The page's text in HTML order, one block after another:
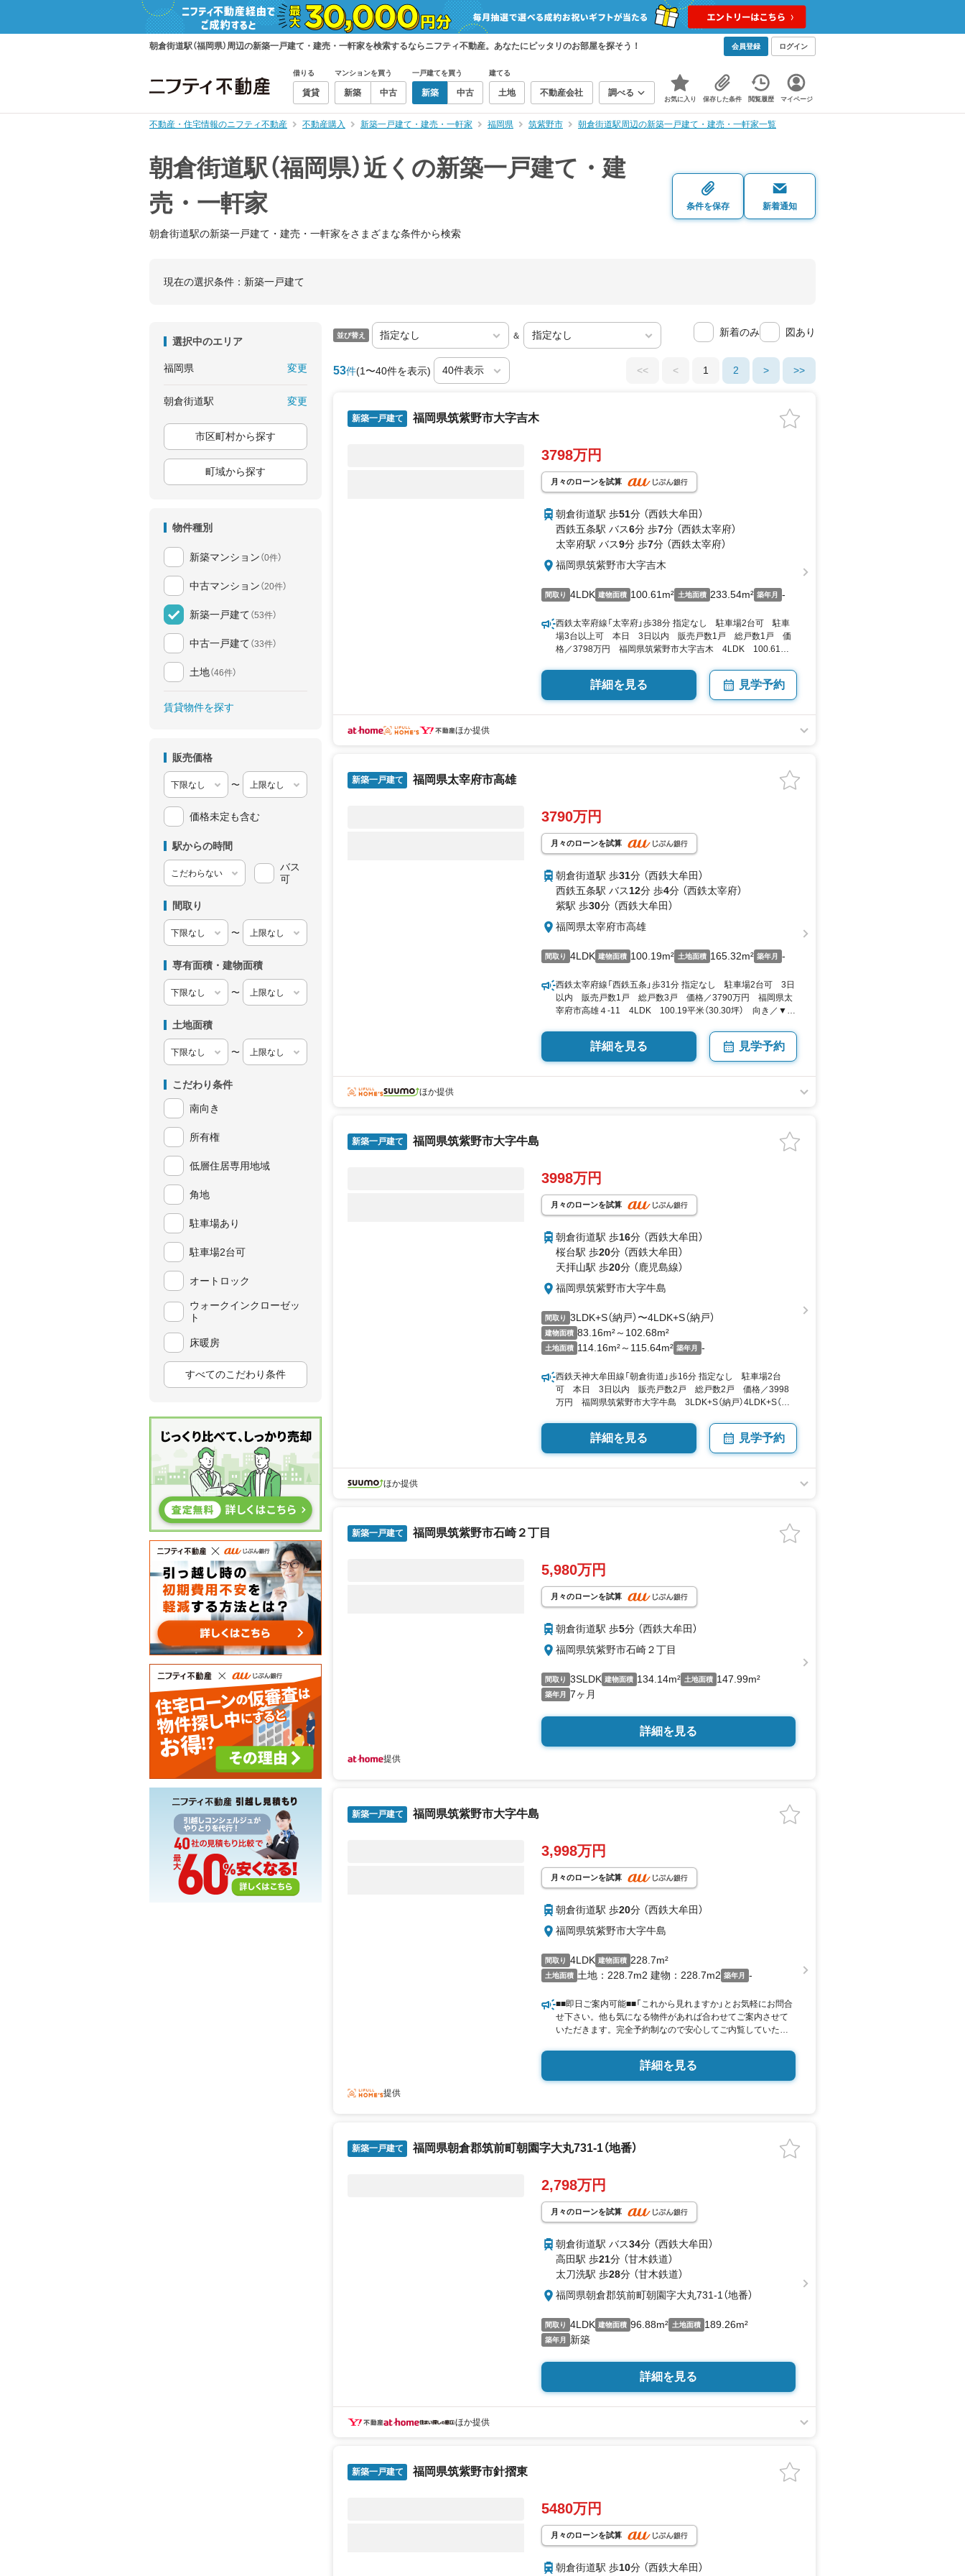
朝倉街道駅（福岡県）周辺の新築一戸建て・建売・一軒家を検索するならニフティ不動産。あなたにピッタリのお部屋を探そう！ 会員登録 ログイン
借りる
賃貸
マンションを買う
新築 中古
一戸建てを買う
新築 中古
建てる
土地 不動産会社 調べる
お気に入り 保存した条件 閲覧履歴 マイページ
不動産・住宅情報のニフティ不動産 不動産購入 新築一戸建て・建売・一軒家 福岡県 筑紫野市 朝倉街道駅周辺の新築一戸建て・建売・一軒家一覧
朝倉街道駅（福岡県）近くの新築一戸建て・建
売・一軒家
朝倉街道駅の新築一戸建て・建売・一軒家をさまざまな条件から検索
条件を保存 新着通知
現在の選択条件： 新築一戸建て
選択中のエリア
福岡県 変更
朝倉街道駅 変更
市区町村から探す
町域から探す
物件種別
新築マンション （0件）
中古マンション （20件）
新築一戸建て （53件）
中古一戸建て （33件）
土地（46件）
賃貸物件を探す
販売価格
〜
価格未定も含む
駅からの時間
バス
可
間取り
〜
専有面積・建物面積
〜
土地面積
〜
こだわり条件
南向き
所有権
低層住居専用地域
角地
駐車場あり
駐車場2台可
オートロック
ウォークインクローゼッ
ト
床暖房
すべてのこだわり条件
並び替え ＆ 新着のみ 図あり
53件(1〜40件を表示) << < 1 2 > >>
新築一戸建て 福岡県筑紫野市大字吉木
3798万円
月々のローンを試算
朝倉街道駅 歩51分 （西鉄大牟田）
西鉄五条駅 バス6分 歩7分 （西鉄太宰府）
太宰府駅 バス9分 歩7分 （西鉄太宰府）
福岡県筑紫野市大字吉木
間取り 4LDK 建物面積 100.61m² 土地面積 233.54m² 築年月 -
西鉄太宰府線「太宰府」歩38分 指定なし 駐車場2台可 駐車
場3台以上可 本日 3日以内 販売戸数1戸 総戸数1戸 価
格／3798万円 福岡県筑紫野市大字吉木 4LDK 100.61平
詳細を見る 見学予約
ほか提供
新築一戸建て 福岡県太宰府市高雄
3790万円
月々のローンを試算
朝倉街道駅 歩31分 （西鉄大牟田）
西鉄五条駅 バス12分 歩4分 （西鉄太宰府）
紫駅 歩30分 （西鉄大牟田）
福岡県太宰府市高雄
間取り 4LDK 建物面積 100.19m² 土地面積 165.32m² 築年月 -
西鉄太宰府線「西鉄五条」歩31分 指定なし 駐車場2台可 3日
以内 販売戸数1戸 総戸数3戸 価格／3790万円 福岡県太
宰府市高雄４-11 4LDK 100.19平米（30.30坪） 向き／▼未
詳細を見る 見学予約
ほか提供
新築一戸建て 福岡県筑紫野市大字牛島
3998万円
月々のローンを試算
朝倉街道駅 歩16分 （西鉄大牟田）
桜台駅 歩20分 （西鉄大牟田）
天拝山駅 歩20分 （鹿児島線）
福岡県筑紫野市大字牛島
間取り 3LDK+S（納戸）〜4LDK+S（納戸）
建物面積 83.16m²～102.68m²
土地面積 114.16m²～115.64m² 築年月 -
西鉄天神大牟田線「朝倉街道」歩16分 指定なし 駐車場2台
可 本日 3日以内 販売戸数2戸 総戸数2戸 価格／3998
万円 福岡県筑紫野市大字牛島 3LDK+S（納戸）4LDK+S（納
詳細を見る 見学予約
ほか提供
新築一戸建て 福岡県筑紫野市石崎２丁目
5,980万円
月々のローンを試算
朝倉街道駅 歩5分 （西鉄大牟田）
福岡県筑紫野市石崎２丁目
間取り 3SLDK 建物面積 134.14m² 土地面積 147.99m²
築年月 7ヶ月
詳細を見る
提供
新築一戸建て 福岡県筑紫野市大字牛島
3,998万円
月々のローンを試算
朝倉街道駅 歩20分 （西鉄大牟田）
福岡県筑紫野市大字牛島
間取り 4LDK 建物面積 228.7m²
土地面積 土地：228.7m2 建物：228.7m2 築年月 -
■■即日ご案内可能■■「これから見れますか」とお気軽にお問合
せ下さい。他も気になる物件があれば合わせてご案内させて
いただきます。完全予約制なので安心してご内覧していただ
やすくご説明いたします！■大好評のスペシャル特典！地域
NO1のサービスに挑戦中！ ■センチュリー２１の世界最大級
詳細を見る
提供
新築一戸建て 福岡県朝倉郡筑前町朝園字大丸731-1（地番）
2,798万円
月々のローンを試算
朝倉街道駅 バス34分 （西鉄大牟田）
高田駅 歩21分 （甘木鉄道）
太刀洗駅 歩28分 （甘木鉄道）
福岡県朝倉郡筑前町朝園字大丸731-1（地番）
間取り 4LDK 建物面積 96.88m² 土地面積 189.26m²
築年月 新築
詳細を見る
ほか提供
新築一戸建て 福岡県筑紫野市針摺東
5480万円
月々のローンを試算
朝倉街道駅 歩10分 （西鉄大牟田）